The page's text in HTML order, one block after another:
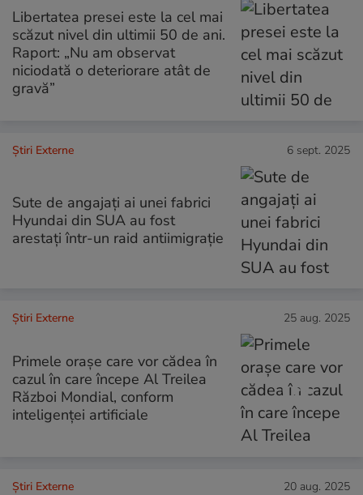
Libertatea presei este la cel mai
scăzut nivel din ultimii 50 de ani.
Raport: „Nu am observat
niciodată o deteriorare atât de
gravă”
Știri Externe 6 sept. 2025
Sute de angajați ai unei fabrici
Hyundai din SUA au fost
arestați într-un raid antiimigrație
Știri Externe 25 aug. 2025
Primele orașe care vor cădea în
cazul în care începe Al Treilea
Război Mondial, conform
inteligenței artificiale
Știri Externe 20 aug. 2025